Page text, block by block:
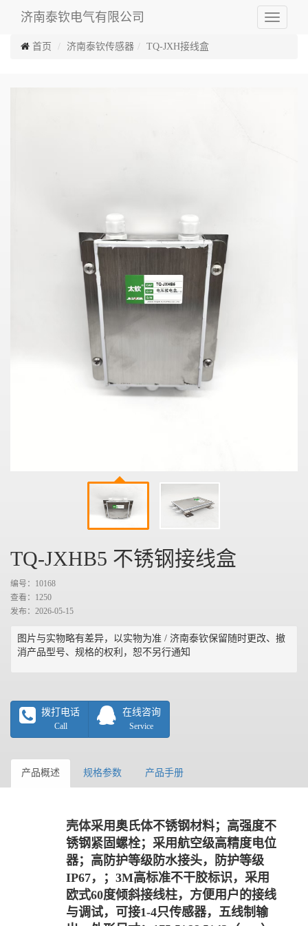
济南泰钦电气有限公司
Toggle
首页
济南泰钦传感器 TQ-JXH接线盒
TQ-JXHB5 不锈钢接线盒
编号：10168
查看： 1250
发布：2026-05-15
图片与实物略有差异，以实物为准 / 济南泰钦保留随时更改、撤
消产品型号、规格的权利，恕不另行通知
拨打电话
Call
在线咨询
Service
产品概述 规格参数 产品手册
壳体采用奥氏体不锈钢材料；高强度不
锈钢紧固螺栓；采用航空级高精度电位
器；高防护等级防水接头，防护等级
IP67，；3M高标准不干胶标识，采用
欧式60度倾斜接线柱，方便用户的接线
与调试，可接1-4只传感器，五线制输